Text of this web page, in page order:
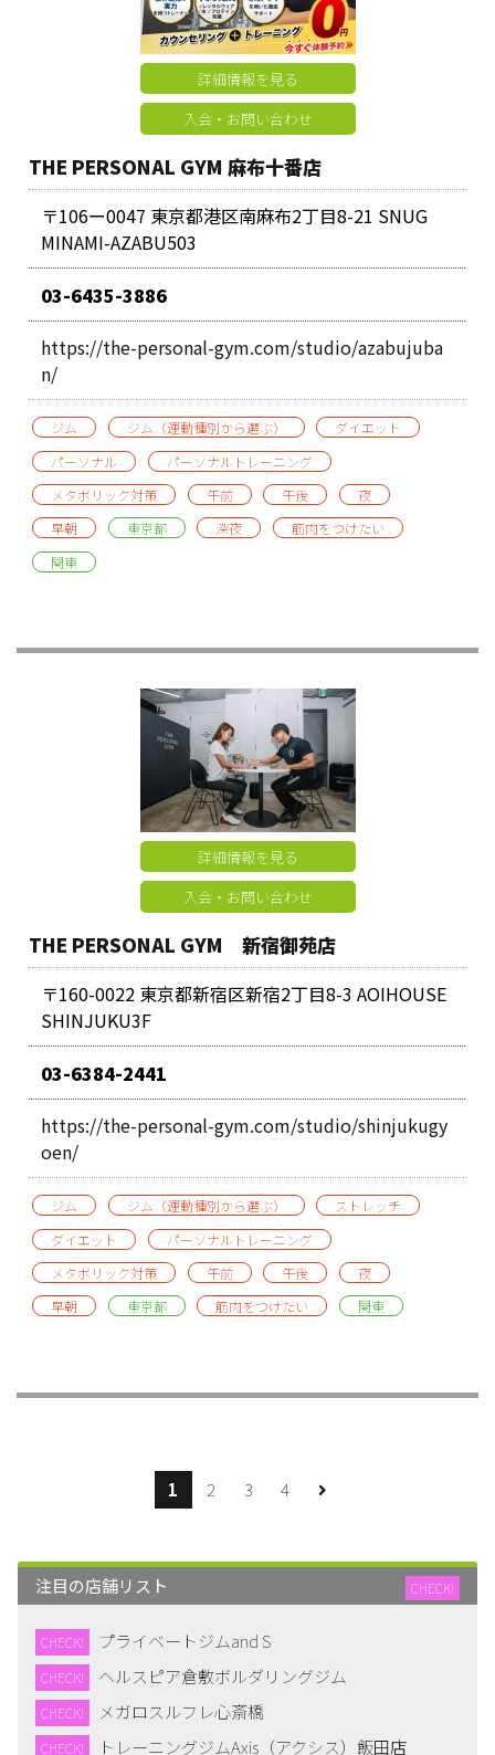
詳細情報を見る
入会・お問い合わせ
THE PERSONAL GYM 麻布十番店
〒106ー0047 東京都港区南麻布2丁目8-21 SNUG
MINAMI-AZABU503
03-6435-3886
https://the-personal-gym.com/studio/azabujuba
n/
ジム ジム（運動種別から選ぶ）
ダイエット
パーソナル
パーソナルトレーニング
メタボリック対策
午前 午後
夜
早朝
東京都 深夜
筋肉をつけたい
関東
詳細情報を見る
入会・お問い合わせ
THE PERSONAL GYM 新宿御苑店
〒160-0022 東京都新宿区新宿2丁目8-3 AOIHOUSE
SHINJUKU3F
03-6384-2441
https://the-personal-gym.com/studio/shinjukugy
oen/
ジム ジム（運動種別から選ぶ）
ストレッチ
ダイエット
パーソナルトレーニング
メタボリック対策
午前 午後
夜
早朝
東京都 筋肉をつけたい 関東
1 2 3 4
注目の店舗リスト CHECK!
CHECK! プライベートジムand S
CHECK! ヘルスピア倉敷ボルダリングジム
CHECK! メガロスルフレ心斎橋
CHECK! トレーニングジムAxis（アクシス）飯田店